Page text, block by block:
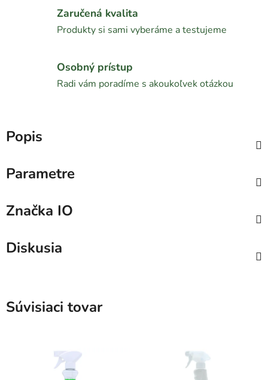
Zaručená kvalita
Produkty si sami vyberáme a testujeme
Osobný prístup
Radi vám poradíme s akoukoľvek otázkou
Popis
Parametre
Značka IO
Diskusia
Súvisiaci tovar